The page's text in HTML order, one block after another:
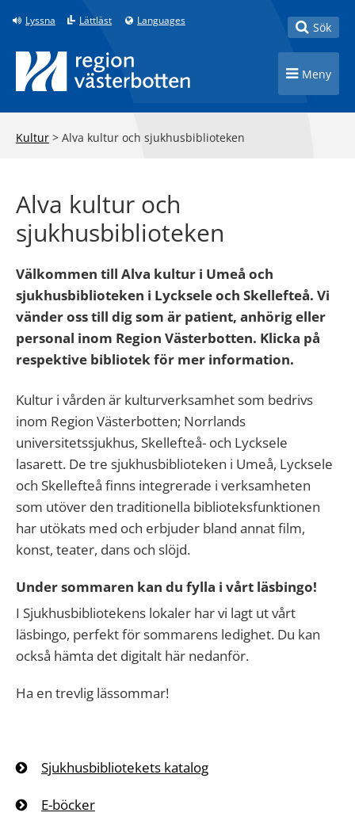
Till innehåll på sidan
Lyssna Lättläst Languages Toggle
Sök
Toggle
Meny
Kultur > Alva kultur och sjukhusbiblioteken
Alva kultur och
sjukhusbiblioteken
Välkommen till Alva kultur i Umeå och
sjukhusbiblioteken i Lycksele och Skellefteå. Vi
vänder oss till dig som är patient, anhörig eller
personal inom Region Västerbotten. Klicka på
respektive bibliotek för mer information.
Kultur i vården är kulturverksamhet som bedrivs
inom Region Västerbotten; Norrlands
universitetssjukhus, Skellefteå- och Lycksele
lasarett. De tre sjukhusbiblioteken i Umeå, Lycksele
och Skellefteå finns integrerade i verksamheten
som utöver den traditionella biblioteksfunktionen
har utökats med och erbjuder bland annat film,
konst, teater, dans och slöjd.
Under sommaren kan du fylla i vårt läsbingo!
I Sjukhusbibliotekens lokaler har vi lagt ut vårt
läsbingo, perfekt för sommarens ledighet. Du kan
också hämta det digitalt här nedanför.
Ha en trevlig lässommar!
Sjukhusbibliotekets katalog
E-böcker